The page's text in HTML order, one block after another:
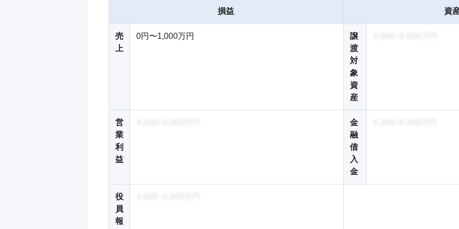
損益
売
上
0円〜1,000万円
営
業
利
益
役
員
報
資
譲
渡
対
象
資
産
金
融
借
入
金